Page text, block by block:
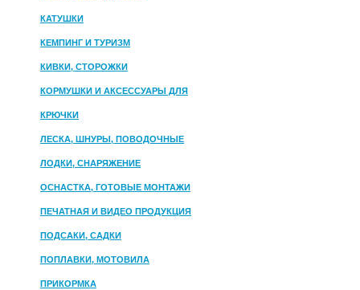
КАТУШКИ
КЕМПИНГ И ТУРИЗМ
КИВКИ, СТОРОЖКИ
КОРМУШКИ И АКСЕССУАРЫ ДЛЯ
ПРИКОРМКИ
КРЮЧКИ
ЛЕСКА, ШНУРЫ, ПОВОДОЧНЫЕ
МАТЕРИАЛЫ
ЛОДКИ, СНАРЯЖЕНИЕ
ОСНАСТКА, ГОТОВЫЕ МОНТАЖИ
ПЕЧАТНАЯ И ВИДЕО ПРОДУКЦИЯ
ПОДСАКИ, САДКИ
ПОПЛАВКИ, МОТОВИЛА
ПРИКОРМКА